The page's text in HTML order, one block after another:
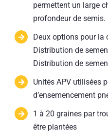
permettent un large
profondeur de semis.
Deux options pour la
Distribution de
Distribution de
Unités APV utilisées
d’ensemencement
1 à 20 graines par
être plantées